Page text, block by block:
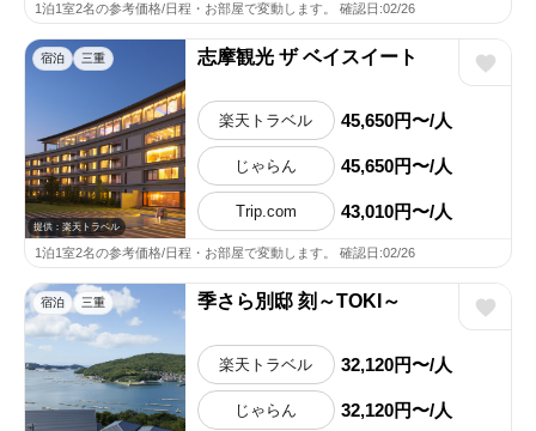
1泊1室2名の参考価格/日程・お部屋で変動します。 確認日:02/26
宿泊 三重
提供：楽天トラベル
志摩観光 ザ ベイスイート
楽天トラベル 45,650円〜/人
じゃらん 45,650円〜/人
Trip.com 43,010円〜/人
1泊1室2名の参考価格/日程・お部屋で変動します。 確認日:02/26
宿泊 三重 季さら別邸 刻～TOKI～
楽天トラベル 32,120円〜/人
じゃらん 32,120円〜/人